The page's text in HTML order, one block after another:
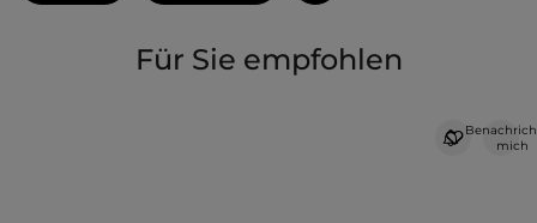
Für Sie empfohlen
mich